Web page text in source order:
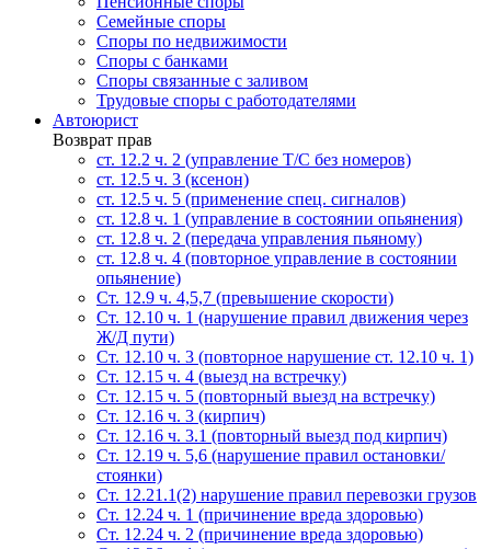
Семейные споры
Cпоры по недвижимости
Споры с банками
Споры связанные с заливом
Трудовые споры с работодателями
Автоюрист
Возврат прав
ст. 12.2 ч. 2 (управление Т/С без номеров)
ст. 12.5 ч. 3 (ксенон)
ст. 12.5 ч. 5 (применение спец. сигналов)
cт. 12.8 ч. 1 (управление в состоянии опьянения)
ст. 12.8 ч. 2 (передача управления пьяному)
ст. 12.8 ч. 4 (повторное управление в состоянии
опьянение)
Ст. 12.9 ч. 4,5,7 (превышение скорости)
Ст. 12.10 ч. 1 (нарушение правил движения через
Ж/Д пути)
Ст. 12.10 ч. 3 (повторное нарушение ст. 12.10 ч. 1)
Ст. 12.15 ч. 4 (выезд на встречку)
Ст. 12.15 ч. 5 (повторный выезд на встречку)
Ст. 12.16 ч. 3 (кирпич)
Ст. 12.16 ч. 3.1 (повторный выезд под кирпич)
Ст. 12.19 ч. 5,6 (нарушение правил остановки/
стоянки)
Ст. 12.21.1(2) нарушение правил перевозки грузов
Ст. 12.24 ч. 1 (причинение вреда здоровью)
Ст. 12.24 ч. 2 (причинение вреда здоровью)